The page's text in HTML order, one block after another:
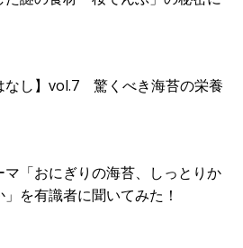
なし】vol.7 驚くべき海苔の栄養
マ「おにぎりの海苔、しっとりか
を有識者に聞いてみた！